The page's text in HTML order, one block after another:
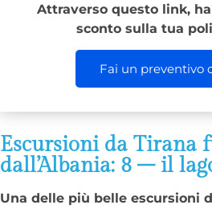
Attraverso questo link,
sconto sulla tua
Fai un preventivo
Escursioni da Tirana
dall’Albania: 8 – il
Una delle più belle escursioni